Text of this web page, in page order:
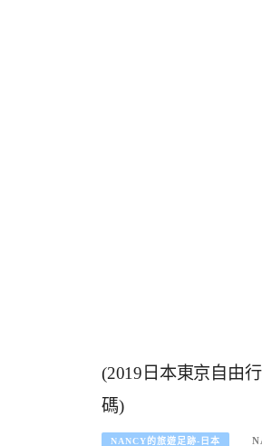
(2019日本東京自由
碼)
NANCY的旅遊足跡-日本